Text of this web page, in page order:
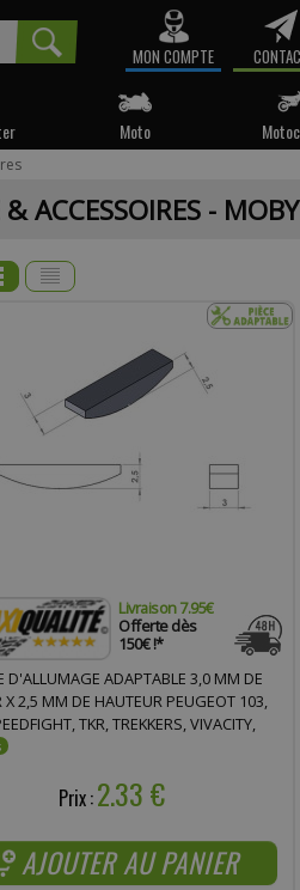
MON COMPTE
Moto
ACCESSOIRES -
Livraison 7.95€
Offerte dès
150€ !*
D'ALLUMAGE ADAPTABLE 3,0 MM DE
X 2,5 MM DE HAUTEUR PEUGEOT 103,
TKR, TREKKERS, VIVACITY,
Prix :2.33 €
AJOUTER AU PANIER
veuillez indiquer votre